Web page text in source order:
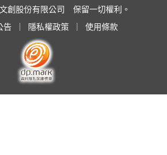
創股份有限公司 保留一切權利。
告
隱私權政策 使用條款